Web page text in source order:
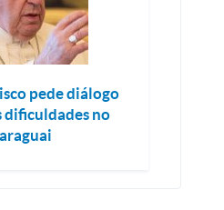
pede diálogo
dificuldades no